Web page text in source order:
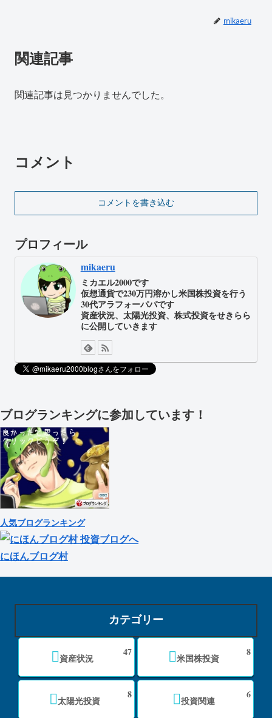
mikaeru
関連記事
関連記事は見つかりませんでした。
コメント
コメントを書き込む
プロフィール
mikaeru
ミカエル2000です
仮想通貨で230万円溶かし米国株投資を行う
30代アラフォーパパです
資産状況、太陽光投資、株式投資をせきらら
に公開していきます
ブログランキングに参加しています！
人気ブログランキング
にほんブログ村
カテゴリー
資産状況
47
米国株投資
8
太陽光投資
8
投資関連
6